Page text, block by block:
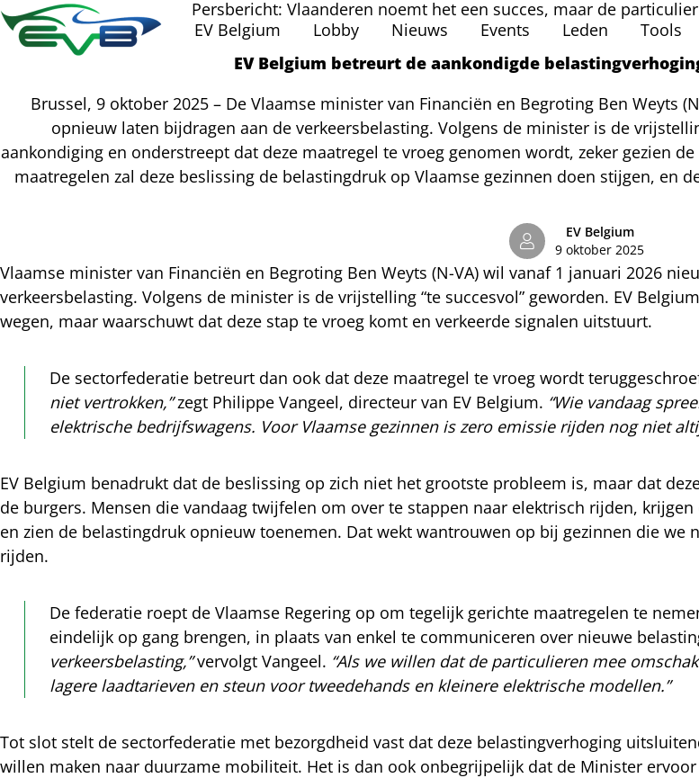
EV Belgium Lobby Nieuws Events Leden Tools
Persbericht: Vlaanderen noemt het een succes, maar de
EV Belgium betreurt de aankondigde
Brussel, 9 oktober 2025 – De Vlaamse minister van Financiën en Begroting Ben Weyts
opnieuw laten bijdragen aan de verkeersbelasting. Volgens de minister is de
aankondiging en onderstreept dat deze maatregel te vroeg genomen wordt, zeker gezien
maatregelen zal deze beslissing de belastingdruk op Vlaamse gezinnen doen stijgen, en
EV Belgium
9 oktober 2025
Vlaamse minister van Financiën en Begroting Ben Weyts (N-VA) wil vanaf 1 januari 2026
verkeersbelasting. Volgens de minister is de vrijstelling “te succesvol” geworden. EV
wegen, maar waarschuwt dat deze stap te vroeg komt en verkeerde signalen uitstuurt.
De sectorfederatie betreurt dan ook dat deze maatregel te vroeg wordt
niet vertrokken,”zegt Philippe Vangeel, directeur van EV Belgium. “Wie vandaag
elektrische bedrijfswagens. Voor Vlaamse gezinnen is zero emissie rijden nog niet
EV Belgium benadrukt dat de beslissing op zich niet het grootste probleem is, maar dat
de burgers. Mensen die vandaag twijfelen om over te stappen naar elektrisch rijden,
en zien de belastingdruk opnieuw toenemen. Dat wekt wantrouwen op bij gezinnen die
rijden.
De federatie roept de Vlaamse Regering op om tegelijk gerichte maatregelen te
eindelijk op gang brengen, in plaats van enkel te communiceren over nieuwe
verkeersbelasting,”vervolgt Vangeel. “Als we willen dat de particulieren mee
lagere laadtarieven en steun voor tweedehands en kleinere elektrische modellen.”
Tot slot stelt de sectorfederatie met bezorgdheid vast dat deze belastingverhoging
willen maken naar duurzame mobiliteit. Het is dan ook onbegrijpelijk dat de Minister